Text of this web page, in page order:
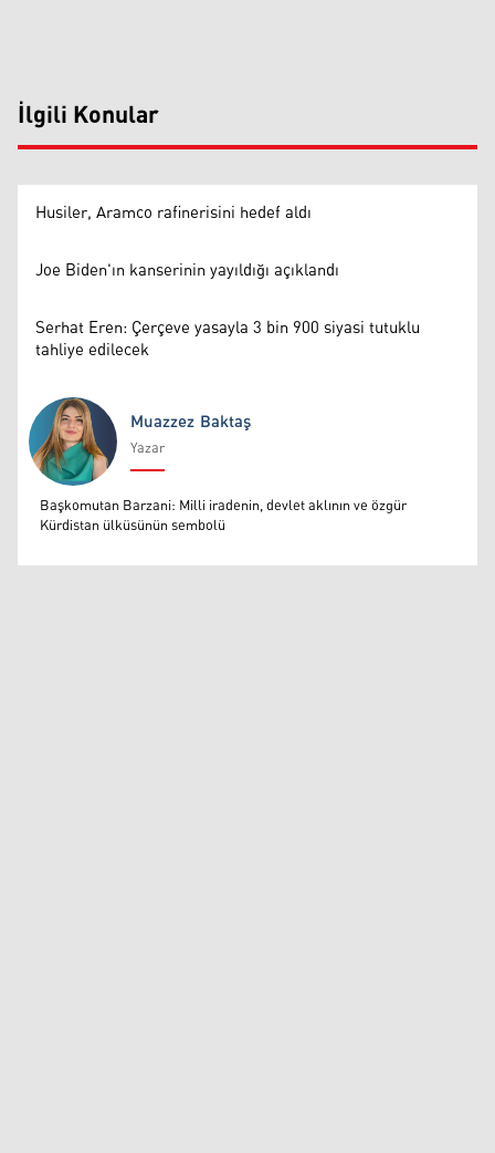
İlgili Konular
Husiler, Aramco rafinerisini hedef aldı
Joe Biden'ın kanserinin yayıldığı açıklandı
Serhat Eren: Çerçeve yasayla 3 bin 900 siyasi tutuklu
tahliye edilecek
Muazzez Baktaş
Muazzez Baktaş
Yazar
Başkomutan Barzani: Milli iradenin, devlet aklının ve özgür
Kürdistan ülküsünün sembolü